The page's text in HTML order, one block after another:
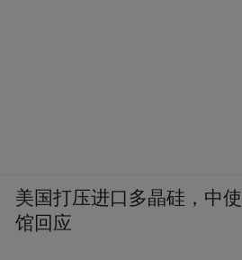
美国打压进口多晶硅，中使
馆回应